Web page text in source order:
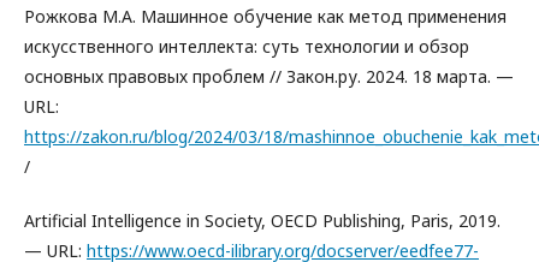
Рожкова М.А. Машинное обучение как метод применения
искусственного интеллекта: суть технологии и обзор
основных правовых проблем // Закон.ру. 2024. 18 марта. —
URL:
https://zakon.ru/blog/2024/03/18/
/
Artificial Intelligence in Society, OECD Publishing, Paris, 2019.
— URL: https://www.oecd-ilibrary.org/docserver/eedfee77-